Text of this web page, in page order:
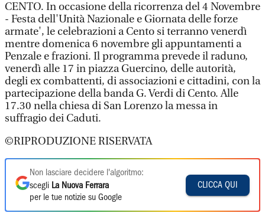
CENTO. In occasione della ricorrenza del 4 Novembre
- Festa dell'Unità Nazionale e Giornata delle forze
armate', le celebrazioni a Cento si terranno venerdì
mentre domenica 6 novembre gli appuntamenti a
Penzale e frazioni. Il programma prevede il raduno,
venerdì alle 17 in piazza Guercino, delle autorità,
degli ex combattenti, di associazioni e cittadini, con la
partecipazione della banda G. Verdi di Cento. Alle
17.30 nella chiesa di San Lorenzo la messa in
suffragio dei Caduti.
©RIPRODUZIONE RISERVATA
Non lasciare decidere l'algoritmo:
scegli La Nuova Ferrara
per le tue notizie su Google
CLICCA QUI